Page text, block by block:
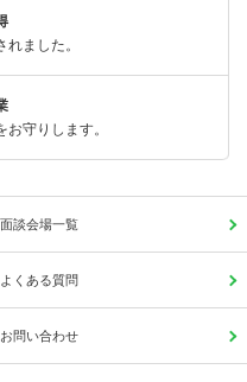
ました。
守りします。
面談会場一覧
よくある質問
お問い合わせ